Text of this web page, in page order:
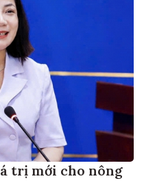
trị mới cho nông